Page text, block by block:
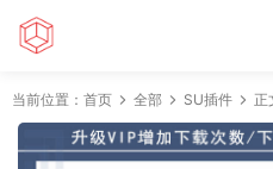
当前位置： 首页 全部 SU插件 正